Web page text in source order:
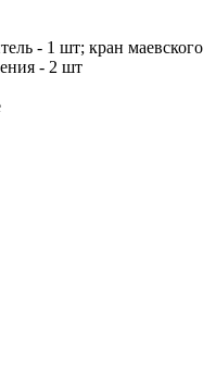
- 1 шт; кран маевского
- 2 шт